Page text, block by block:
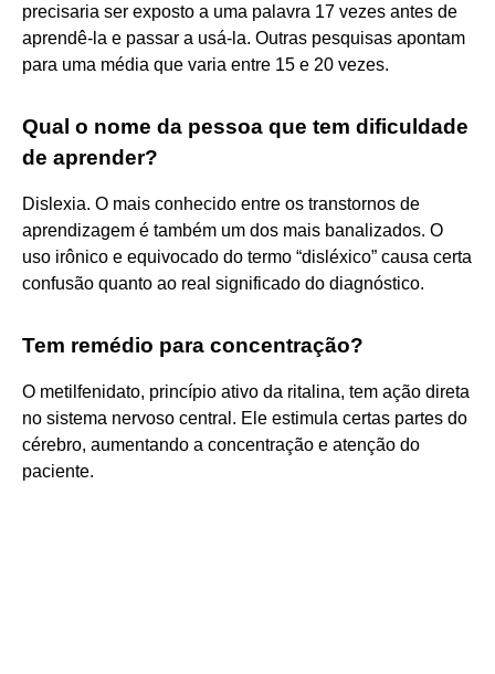
precisaria ser exposto a uma palavra 17 vezes antes de
aprendê-la e passar a usá-la. Outras pesquisas apontam
para uma média que varia entre 15 e 20 vezes.
Qual o nome da pessoa que tem dificuldade
de aprender?
Dislexia. O mais conhecido entre os transtornos de
aprendizagem é também um dos mais banalizados. O
uso irônico e equivocado do termo “disléxico” causa certa
confusão quanto ao real significado do diagnóstico.
Tem remédio para concentração?
O metilfenidato, princípio ativo da ritalina, tem ação direta
no sistema nervoso central. Ele estimula certas partes do
cérebro, aumentando a concentração e atenção do
paciente.